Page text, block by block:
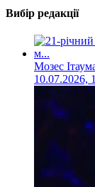
Вибір редакції
Мозес
10.07.2026,